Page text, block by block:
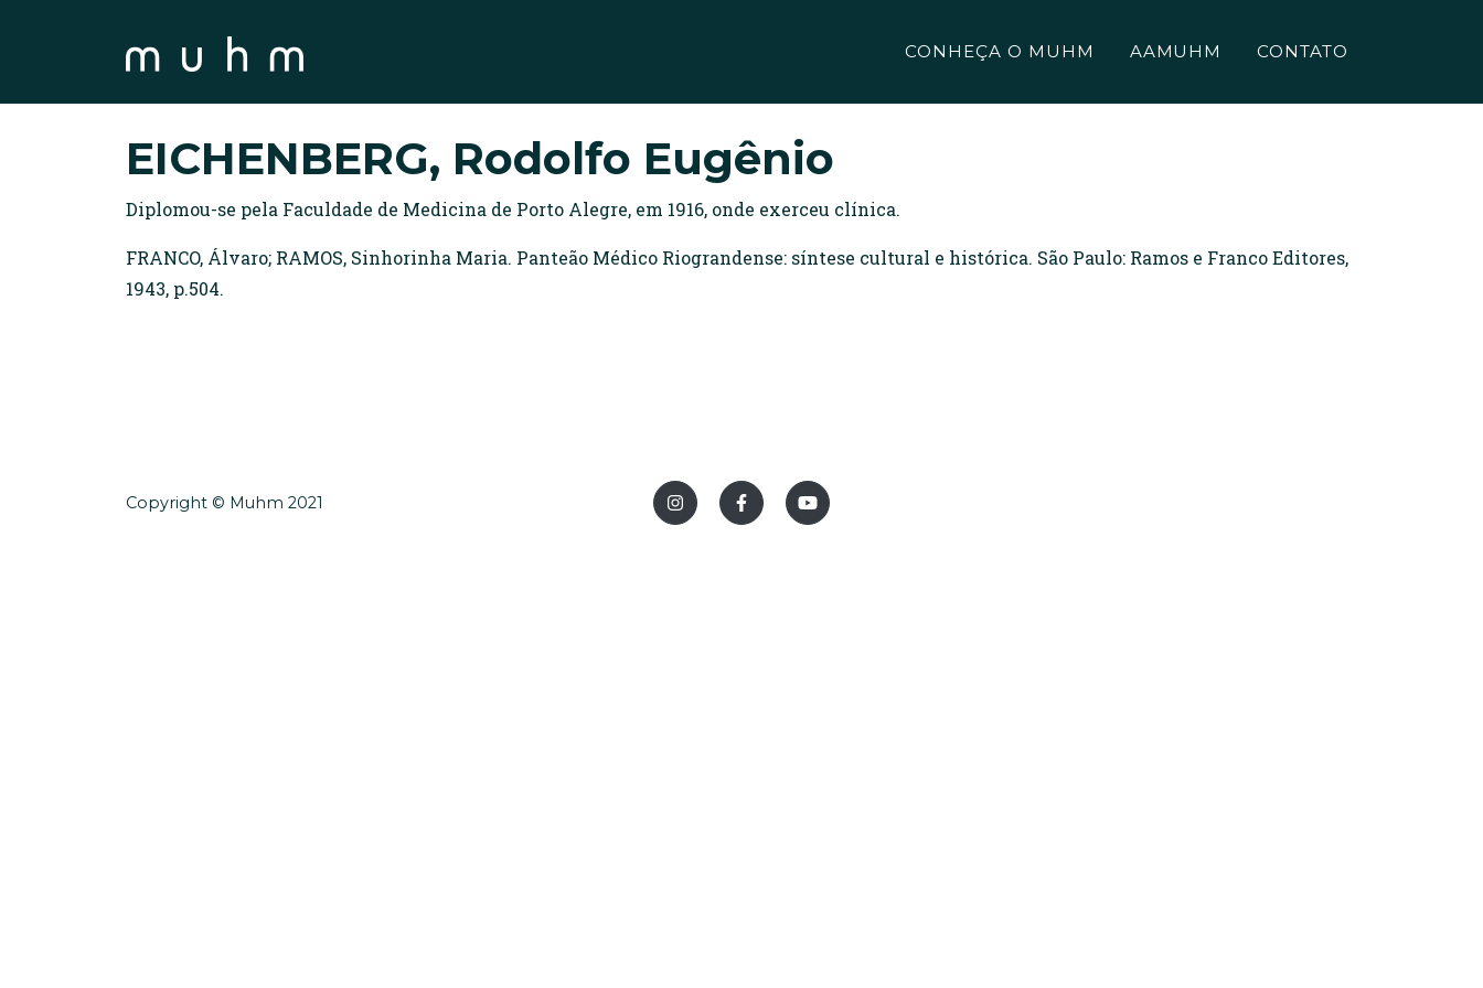
CONHEÇA O MUHM AAMUHM CONTATO
EICHENBERG, Rodolfo Eugênio
Diplomou-se pela Faculdade de Medicina de Porto Alegre, em 1916, onde exerceu clínica.
FRANCO, Álvaro; RAMOS, Sinhorinha Maria. Panteão Médico Riograndense: síntese cultural e histórica. São Paulo: Ramos e Franco Editores,
1943, p.504.
Copyright © Muhm 2021